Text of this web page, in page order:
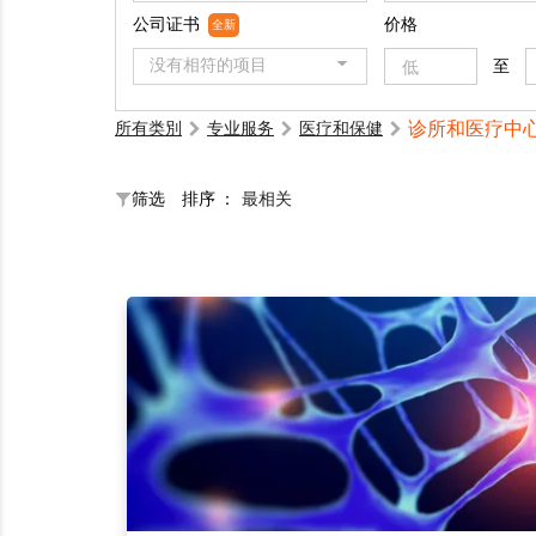
公司证书 全新
没有相符的项目
价格
至
所有类別 专业服务 医疗和保健 诊所和医疗中
筛选 排序 ： 最相关